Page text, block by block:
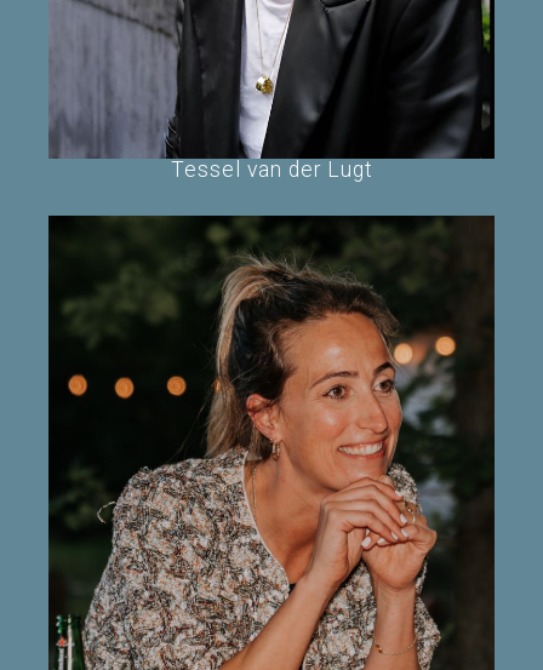
Tessel van der Lugt